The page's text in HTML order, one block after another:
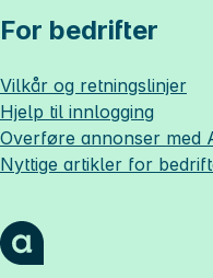
For bedrifter
Vilkår og retningslinjer
Hjelp til innlogging
Overføre annonser med
Nyttige artikler for